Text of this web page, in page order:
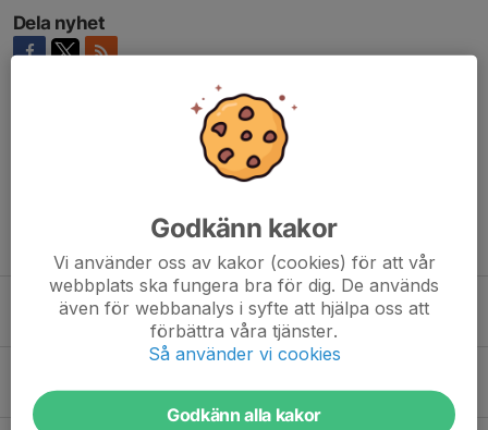
Dela nyhet
Tidigare nyheter
Guld i Kakservice Cup för U14
30 mar, 11:28 2
11 mar, 13:43 0
Godkänn kakor
Vi använder oss av kakor (cookies) för att vår
webbplats ska fungera bra för dig. De används
även för webbanalys i syfte att hjälpa oss att
förbättra våra tjänster.
Så använder vi cookies
Godkänn alla kakor